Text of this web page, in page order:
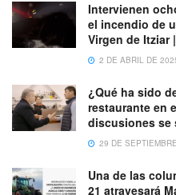
Intervienen
el incendio de
Virgen de Itziar
2 DE ABRIL DE
¿Qué ha sido
restaurante en
discusiones se
29 DE
Una de las
21 atravesará